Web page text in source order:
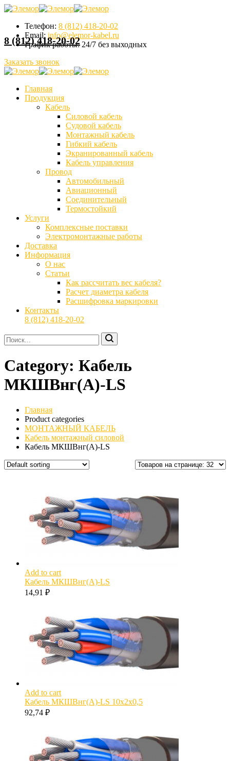
Телефон: 8 (812) 418-20-02
Email: info@elemor-kabel.ru
График работы: 24/7 без выходных
Заказать звонок
8 (812) 418-20-02
Главная
Продукция
Кабель
Силовой кабель
Судовой кабель
Монтажный кабель
Гибкий кабель
Экранированный кабель
Кабель управления
Провод
Автомобильный
Авиационный
Соединительный
Термостойкий
Услуги
Комплексные поставки
Электромонтажные работы
Доставка
Информация
О нас
Статьи
Как рассчитать вес кабеля?
Расчет диаметра кабеля
Расшифровка маркировки
Контакты
8 (812) 418-20-02
Category: Кабель
МКШВнг(А)-LS
Главная
Product categories
МОНТАЖНЫЙ КАБЕЛЬ
Кабель монтажный силовой
Кабель МКШВнг(А)-LS
Add to cart
Кабель МКШВнг(А)-LS
14,91 ₽
Add to cart
Кабель МКШВнг(А)-LS 10х2х0,5
92,74 ₽